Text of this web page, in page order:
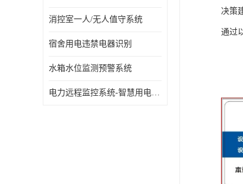
消控室一人/无人值守系统
宿舍用电违禁电器识别
水箱水位监测预警系统
电力远程监控系统-智慧用电安全监控管理系统
决策
通过